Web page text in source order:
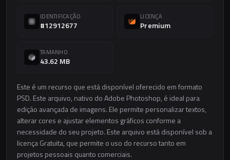
IDENTIFICAÇÃO
#12912677
LICENÇA
Premium
TAMANHO
43.62 MB
Este é um recurso que está disponível oferecido em formato
PSD. Este arquivo, nativo do Adobe Photoshop, é ideal para
edição avançada de imagens. Ele permite personalizar textos,
alterar cores e ajustar elementos gráficos conforme a
necessidade do seu projeto. Este arquivo está disponível sob a
licença Gratuita, que permite o uso do recurso tanto em
projetos pessoais quanto comerciais.